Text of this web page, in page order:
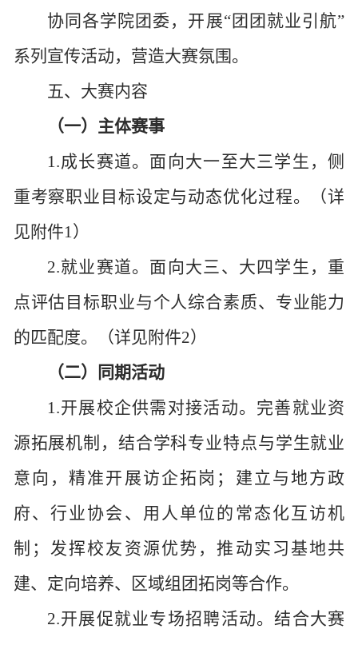
协同各学院团委，开展“团团就业引航”
系列宣传活动，营造大赛氛围。
五、大赛内容
（一）主体赛事
1.成长赛道。面向大一至大三学生，侧
重考察职业目标设定与动态优化过程。（详
见附件1）
2.就业赛道。面向大三、大四学生，重
点评估目标职业与个人综合素质、专业能力
的匹配度。（详见附件2）
（二）同期活动
1.开展校企供需对接活动。完善就业资
源拓展机制，结合学科专业特点与学生就业
意向，精准开展访企拓岗；建立与地方政
府、行业协会、用人单位的常态化互访机
制；发挥校友资源优势，推动实习基地共
建、定向培养、区域组团拓岗等合作。
2.开展促就业专场招聘活动。结合大赛